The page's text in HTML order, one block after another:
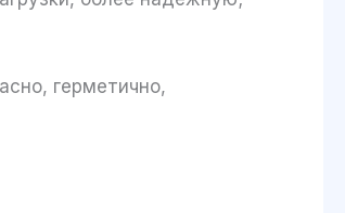
герметично,